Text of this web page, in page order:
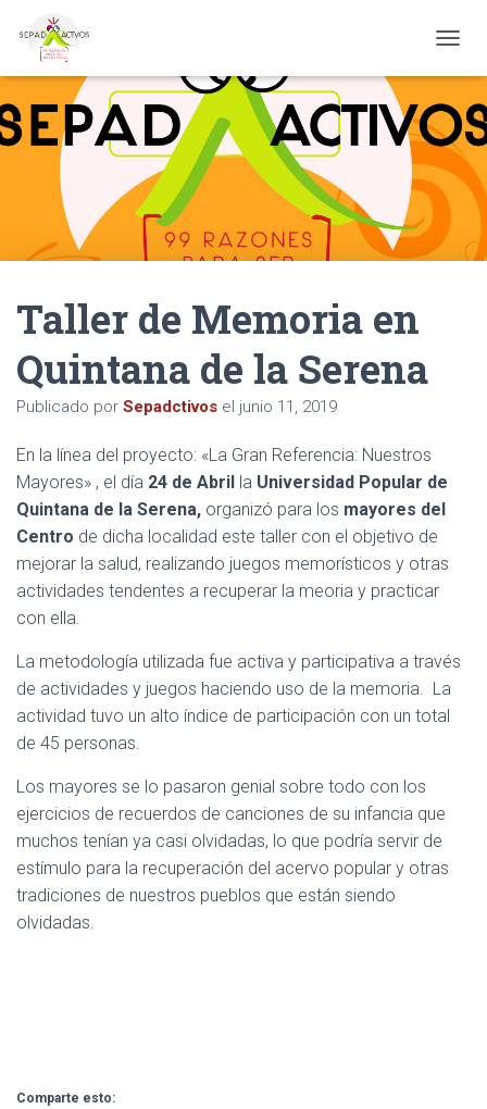
Taller de Memoria en
Quintana de la Serena
Publicado por Sepadctivos el junio 11, 2019
En la línea del proyecto: «La Gran Referencia: Nuestros
Mayores» , el día 24 de Abril la Universidad Popular de
Quintana de la Serena, organizó para los mayores del
Centro de dicha localidad este taller con el objetivo de
mejorar la salud, realizando juegos memorísticos y otras
actividades tendentes a recuperar la meoria y practicar
con ella.
La metodología utilizada fue activa y participativa a través
de actividades y juegos haciendo uso de la memoria. La
actividad tuvo un alto índice de participación con un total
de 45 personas.
Los mayores se lo pasaron genial sobre todo con los
ejercicios de recuerdos de canciones de su infancia que
muchos tenían ya casi olvidadas, lo que podría servir de
estímulo para la recuperación del acervo popular y otras
tradiciones de nuestros pueblos que están siendo
olvidadas.
Comparte esto: